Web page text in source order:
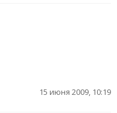
15 июня 2009, 10:19